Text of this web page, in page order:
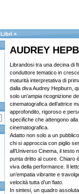
Libri »
AUDREY
Librandosi tra una decina di
conduttore tematico in
maturità interpretativa di
dalla diva Audrey Hepburn,
solo un’ampia ricognizione
cinematografica dell’attrice
approfondito, rigoroso e
specifiche che attengono
cinematografica.
Adatto non solo a un
chi si approccia con piglio
all’Universo Cinema, il testo
punta dritto al cuore. Chiaro
viva della performance. Il
un’empatia vibrante e
velocità tutta d’un fiato.
In sintesi, un quadro